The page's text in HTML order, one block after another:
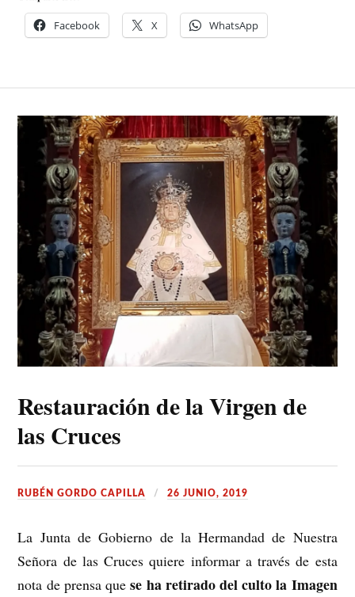
Facebook X WhatsApp
Restauración de la Virgen de
las Cruces
RUBÉN GORDO CAPILLA 26 JUNIO, 2019
La Junta de Gobierno de la Hermandad de Nuestra
Señora de las Cruces quiere informar a través de esta
nota de prensa quese ha retirado del culto la Imagen